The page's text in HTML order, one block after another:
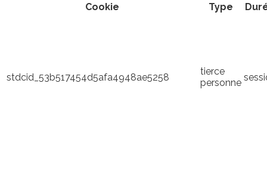
Cookie
Type
stdcid_53b517454d5afa4948ae5258
tierce
personne